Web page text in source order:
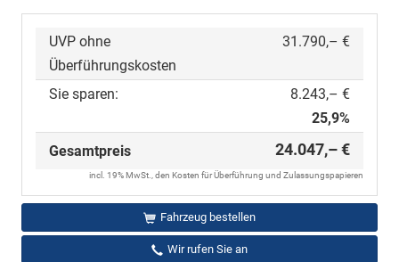
UVP ohne
Überführungskosten
31.790,– €
Sie sparen:
8.243,– €
25,9%
Gesamtpreis
24.047,– €
incl. 19% MwSt., den Kosten für Überführung und Zulassungspapieren
Fahrzeug bestellen
Wir rufen Sie an